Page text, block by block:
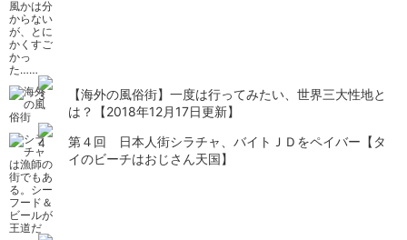
【海外の風俗街】一度は行ってみたい、世界三大性地と
は？【2018年12月17日更新】
第４回 日本人街シラチャ、バイトＪＤをペイバー【タ
イのビーチはおじさん天国】